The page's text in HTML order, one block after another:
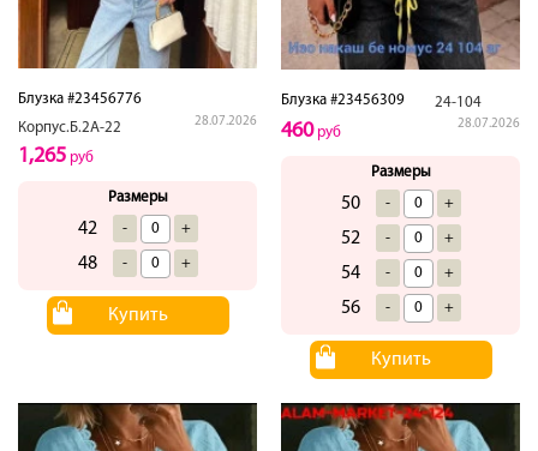
Блузка #23456776
Корпус.Б.2А-22
28.07.2026
1,265 руб
Размеры
42 - +
48 - +
Купить
Блузка #23456309 24-104
28.07.2026
460руб
Размеры
50 - +
52 - +
54 - +
56 - +
Купить